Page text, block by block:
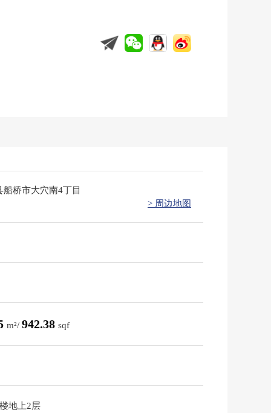
船桥市大穴南4丁目
> 周边地图
m²/ 942.38 sqf
地上2层